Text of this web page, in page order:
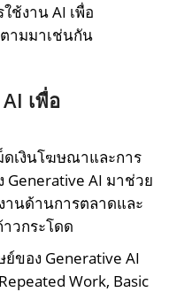
ช้งาน AI เพื่อ
ามมาเช่นกัน
เพื่อ
ดเงินโฆษณาและการ
Generative AI มาช่วย
านด้านการตลาดและ
วกระโดด
ของ Generative AI
Work, Basic